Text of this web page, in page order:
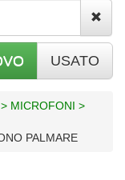
USATO
MICROFONI >
PALMARE